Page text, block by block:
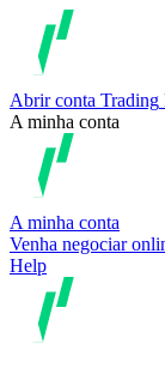
Abrir conta Trading
A minha conta
A minha conta
Venha negociar
Help